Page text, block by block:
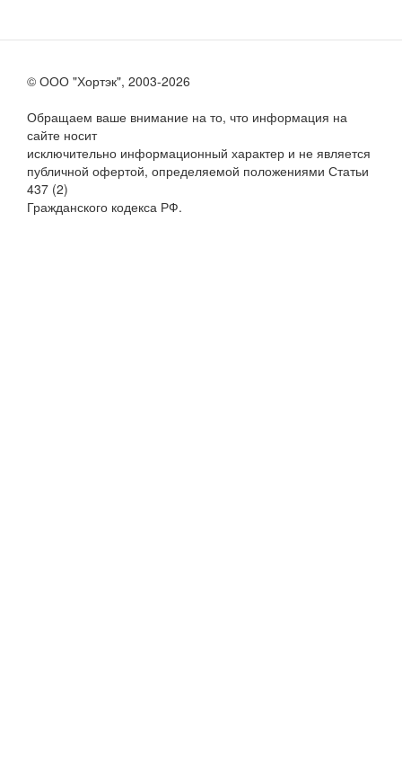
© ООО "Хортэк", 2003-2026
Обращаем ваше внимание на то, что информация на
сайте носит
исключительно информационный характер и не является
публичной офертой, определяемой положениями Статьи
437 (2)
Гражданского кодекса РФ.